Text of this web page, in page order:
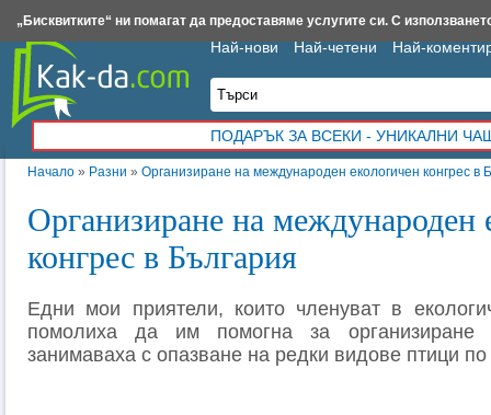
Начало » Разни » Организиране на международен екологичен конгрес в
Организиране на международен
конгрес в България
Едни мои приятели, които членуват в
помолиха да им помогна за
занимаваха с опазване на редки видове птици
Най-нови Най-четени Най-
ПОДАРЪК ЗА ВСЕКИ - УНИКАЛНИ
Insert.bg Framar.bg Kak-da.com Iztochnik.com BauBau.bg NewAge.bg
„Бисквитките“ ни помагат да предоставяме услугите си. С